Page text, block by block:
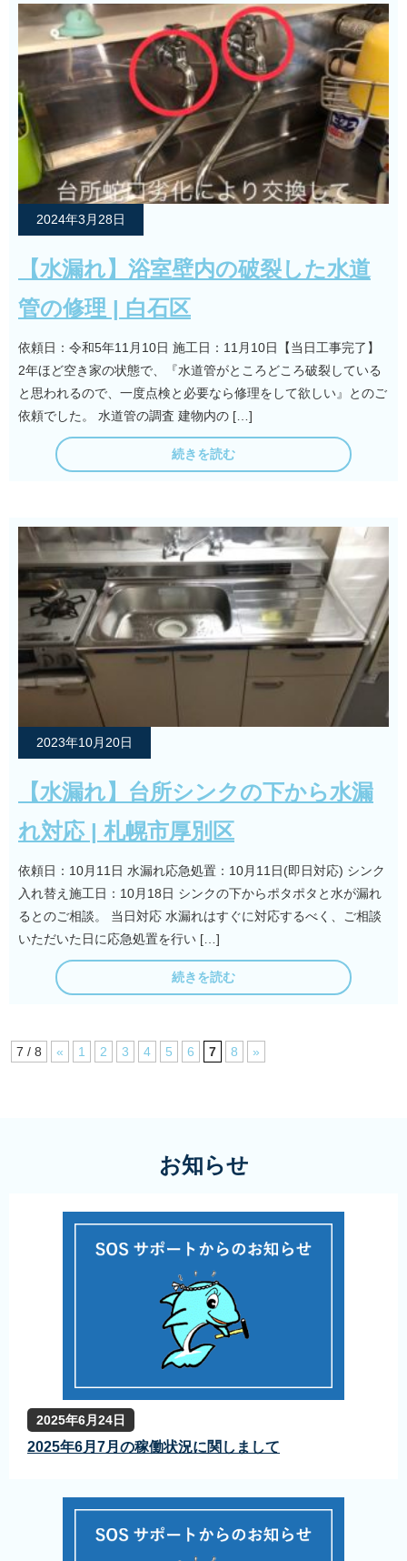
2024年3月28日
【水漏れ】浴室壁内の破裂した水道
管の修理 | 白石区
依頼日：令和5年11月10日 施工日：11月10日【当日工事完了】
2年ほど空き家の状態で、『水道管がところどころ破裂している
と思われるので、一度点検と必要なら修理をして欲しい』とのご
依頼でした。 水道管の調査 建物内の […]
続きを読む
2023年10月20日
【水漏れ】台所シンクの下から水漏
れ対応 | 札幌市厚別区
依頼日：10月11日 水漏れ応急処置：10月11日(即日対応) シンク
入れ替え施工日：10月18日 シンクの下からポタポタと水が漏れ
るとのご相談。 当日対応 水漏れはすぐに対応するべく、ご相談
いただいた日に応急処置を行い […]
続きを読む
7 / 8 « 1 2 3 4 5 6 7 8 »
お知らせ
2025年6月24日
2025年6月7月の稼働状況に関しまして